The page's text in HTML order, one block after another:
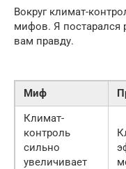
Вокруг климат-
мифов. Я постарался
вам правду.
Миф
Климат-
контроль
сильно
увеличивает